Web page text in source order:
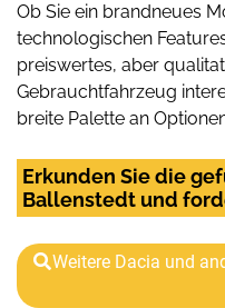
Ob Sie ein brandneues
technologischen
preiswertes, aber
Gebrauchtfahrzeug
breite Palette an
Erkunden Sie die
Ballenstedt und
Weitere Dacia und